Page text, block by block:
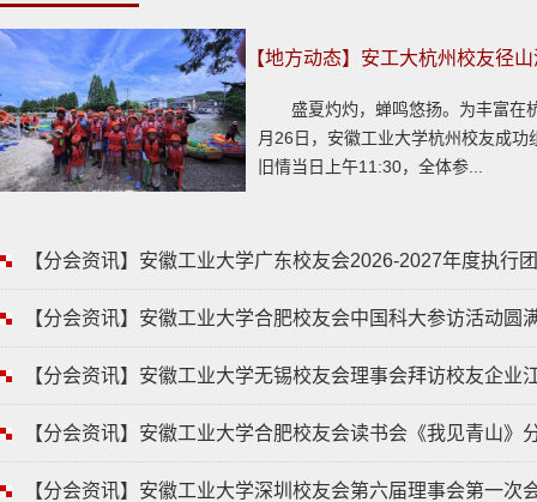
【地方动态】安工大杭州校友径
盛夏灼灼，蝉鸣悠扬。为丰富在
月26日，安徽工业大学杭州校友成
旧情当日上午11:30，全体参...
【分会资讯】安徽工业大学广东校友会2026-2027年度执行
【分会资讯】安徽工业大学合肥校友会中国科大参访活动圆
【分会资讯】安徽工业大学无锡校友会理事会拜访校友企业
【分会资讯】安徽工业大学合肥校友会读书会《我见青山》
【分会资讯】安徽工业大学深圳校友会第六届理事会第一次